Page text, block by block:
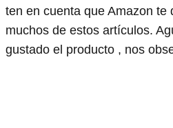
ten en cuenta que Amazon te
muchos de estos artículos.
gustado el producto , nos